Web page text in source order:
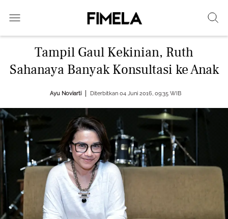
Tampil Gaul Kekinian, Ruth
Sahanaya Banyak Konsultasi ke Anak
Ayu Noviarti Diterbitkan 04 Juni 2016, 09:35 WIB